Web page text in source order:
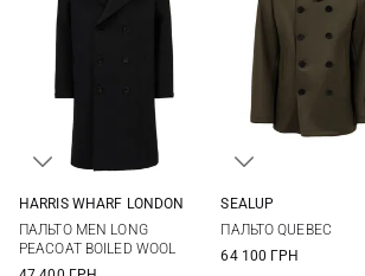
HARRIS WHARF LONDON
ПАЛЬТО MEN LONG
PEACOAT BOILED WOOL
SEALUP
ПАЛЬТО QUEBEC
64 100 ГРН